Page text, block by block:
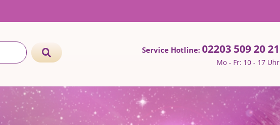
Service Hotline:02203 509 20 21
Mo - Fr: 10 - 17 Uhr